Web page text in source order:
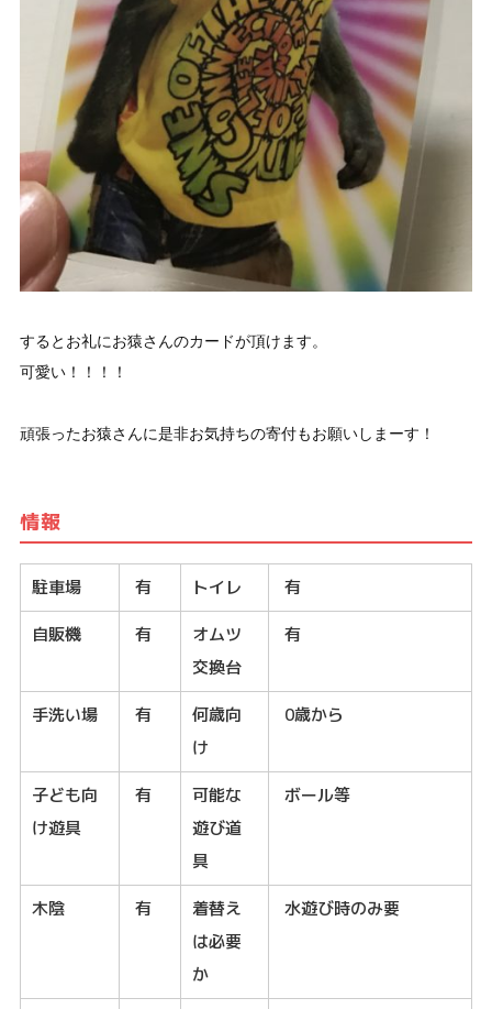
するとお礼にお猿さんのカードが頂けます。
可愛い！！！！
頑張ったお猿さんに是非お気持ちの寄付もお願いしまーす！
情報
駐車場 有 トイレ 有
自販機 有
オムツ
交換台
有
手洗い場 有
何歳向
け
0歳から
子ども向
け遊具
有
可能な
遊び道
具
ボール等
木陰 有
着替え
は必要
か
水遊び時のみ要